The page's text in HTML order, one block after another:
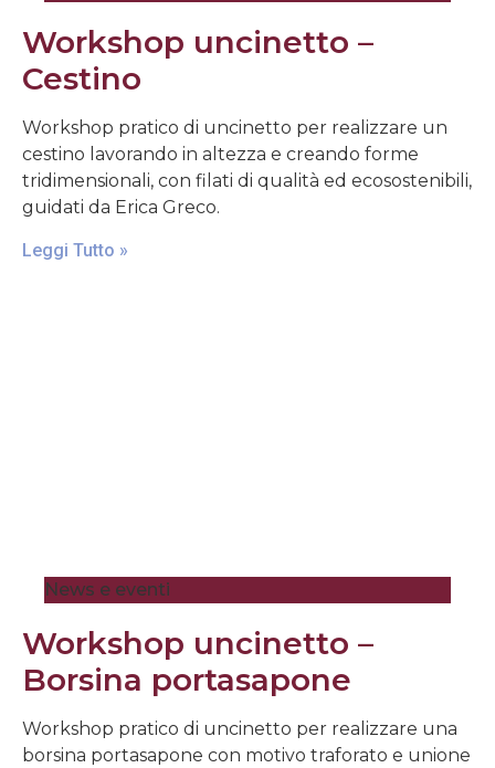
Workshop uncinetto –
Cestino
Workshop pratico di uncinetto per realizzare un
cestino lavorando in altezza e creando forme
tridimensionali, con filati di qualità ed ecosostenibili,
guidati da Erica Greco.
Leggi Tutto »
News e eventi
Workshop uncinetto –
Borsina portasapone
Workshop pratico di uncinetto per realizzare una
borsina portasapone con motivo traforato e unione